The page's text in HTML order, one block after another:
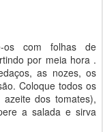
os com folhas de
por meia hora .
as nozes, os
Coloque todos os
dos tomates),
a salada e sirva